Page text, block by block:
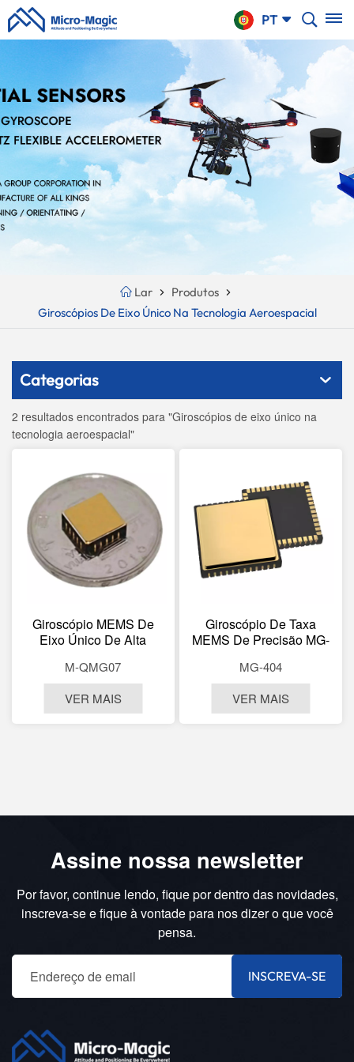
PT
English
русский
Español
Português
Lar
Produtos
Giroscópios De Eixo Único Na Tecnologia Aeroespacial
Categorias
2 resultados encontrados para "Giroscópios de eixo único na
tecnologia aeroespacial"
Giroscópio MEMS De
Eixo Único De Alta
M-QMG07
VER MAIS
Giroscópio De Taxa
MEMS De Precisão MG-
MG-404
VER MAIS
Assine nossa newsletter
Por favor, continue lendo, fique por dentro das novidades,
inscreva-se e fique à vontade para nos dizer o que você
pensa.
INSCREVA-SE
CARRINHO
DE
Your
Cart
Empty!